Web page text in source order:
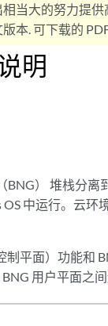
当大的努力提
本. 可下载的
明
BNG） 堆栈分
中运行。云环
制平面）功能和
用户平面之间